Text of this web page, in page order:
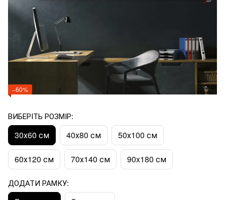
−60%
ВИБЕРІТЬ РОЗМІР:
30х60 см 40х80 см 50х100 см
60х120 см 70х140 см 90x180 см
ДОДАТИ РАМКУ: